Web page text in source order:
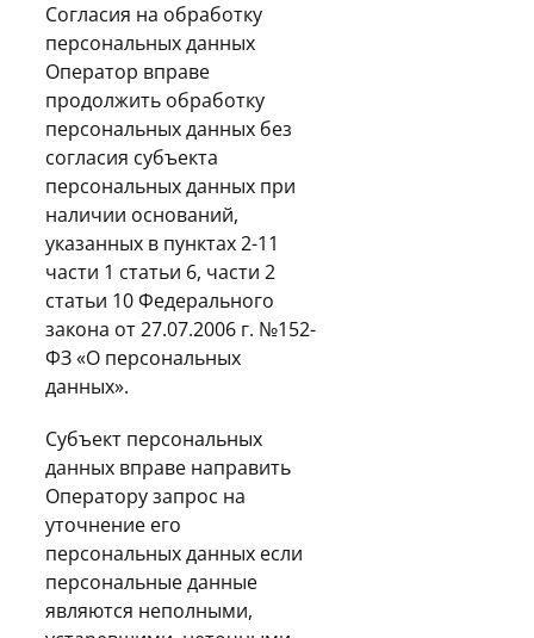
Согласия на обработку
персональных данных
Оператор вправе
продолжить обработку
персональных данных без
согласия субъекта
персональных данных при
наличии оснований,
указанных в пунктах 2-11
части 1 статьи 6, части 2
статьи 10 Федерального
закона от 27.07.2006 г. №152-
ФЗ «О персональных
данных».
Субъект персональных
данных вправе направить
Оператору запрос на
уточнение его
персональных данных если
персональные данные
являются неполными,